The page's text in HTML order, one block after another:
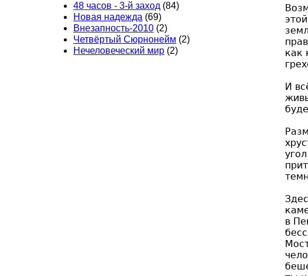
как
И
в
48 часов - 3-й заход (84)
Новая надежда (69)
Внезапность-2010 (2)
Четвёртый Сюрнонейм (2)
Нечеловеческий мир (2)